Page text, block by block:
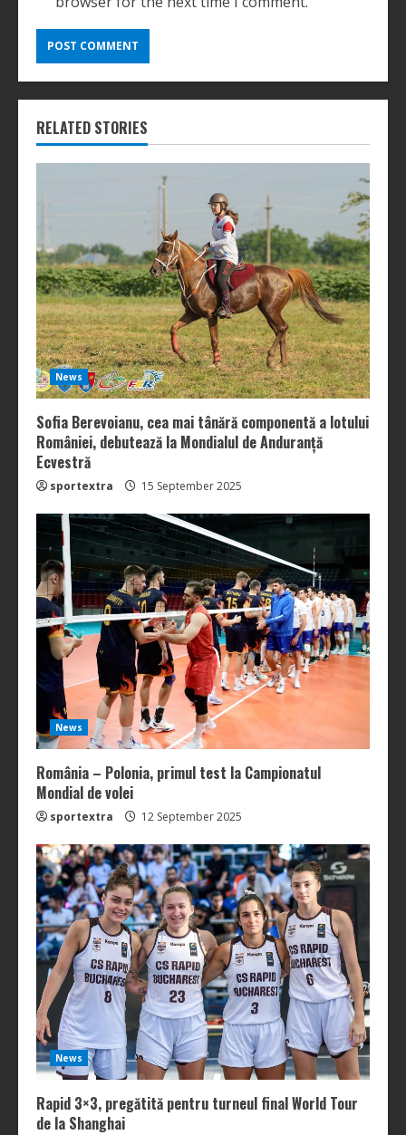
RELATED STORIES
News
Sofia Berevoianu, cea mai tânără componentă a lotului
României, debutează la Mondialul de Anduranță
Ecvestră
sportextra 15 September 2025
News
România – Polonia, primul test la Campionatul
Mondial de volei
sportextra 12 September 2025
News
Rapid 3×3, pregătită pentru turneul final World Tour
de la Shanghai